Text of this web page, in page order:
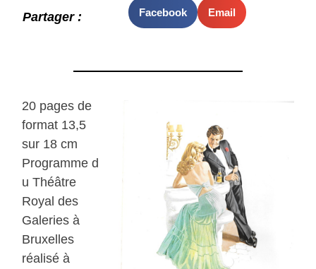
Partager : Facebook Email
20 pages de
format 13,5
sur 18 cm
Programme d
u Théâtre
Royal des
Galeries à
Bruxelles
réalisé à